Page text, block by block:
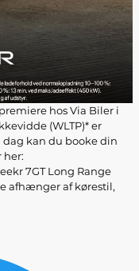
hos Via Biler i
(WLTP)* er
dag kan du booke din
her:
7GT Long Range
afhænger af kørestil,